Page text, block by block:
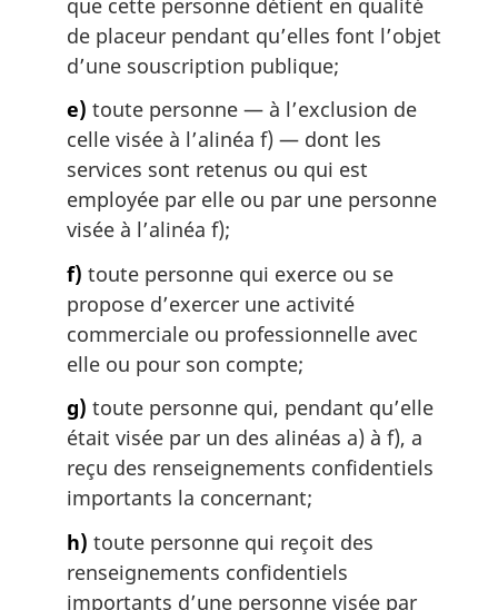
de placeur pendant qu’elles font l’objet
d’une souscription publique;
e) toute personne — à l’exclusion de
celle visée à l’alinéa f) — dont les
services sont retenus ou qui est
employée par elle ou par une personne
visée à l’alinéa f);
f) toute personne qui exerce ou se
propose d’exercer une activité
commerciale ou professionnelle avec
elle ou pour son compte;
g) toute personne qui, pendant qu’elle
était visée par un des alinéas a) à f), a
reçu des renseignements confidentiels
importants la concernant;
h) toute personne qui reçoit des
renseignements confidentiels
importants d’une personne visée par